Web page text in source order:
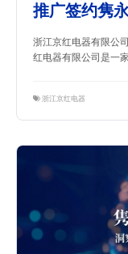
推广签约隽
浙江京红电器有限公
红电器有限公司是一
浙江京红电器